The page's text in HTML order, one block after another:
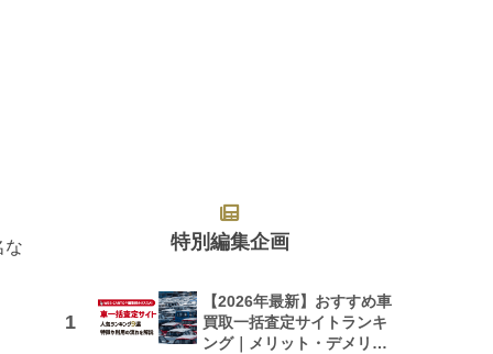
な 特別編集企画
【2026年最新】おすすめ車
買取一括査定サイトランキ
ング｜メリット・デメリッ